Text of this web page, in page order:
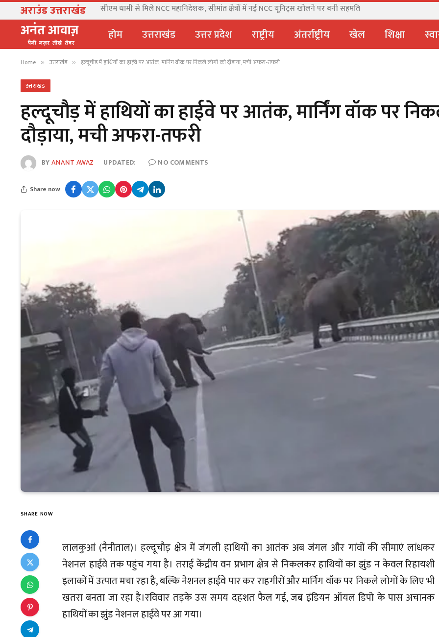
अराउंड उत्तराखंड माफिया अतीक अहमद के बेटे आबान की सड़क हादसे में मौत, जेल में बंद अली अहमद से मिलने जा रहे थे
होम उत्तराखंड उत्तर प्रदेश राष्ट्रीय अंतर्राष्ट्रीय खेल शिक्षा
Home » उत्तराखंड » हल्दूचौड़ में हाथियों का हाईवे पर आतंक, मार्निंग वॉक पर निकले लोगों को दौड़ाया, मची अफरा-तफरी
उत्तराखंड
हल्दूचौड़ में हाथियों का हाईवे पर आतंक, मार्निंग वॉक पर
दौड़ाया, मची अफरा-तफरी
BYANANT AWAZ UPDATED: NO COMMENTS
Share now
SHARE NOW
लालकुआं (नैनीताल)। हल्दूचौड़ क्षेत्र में जंगली हाथियों का आतंक अब जंगल और गांवों की सीमाएं लांधकर
नेशनल हाईवे तक पहुंच गया है। तराई केंद्रीय वन प्रभाग क्षेत्र से निकलकर हाथियों का झुंड न केवल रिहायशी
इलाकों में उत्पात मचा रहा है, बल्कि नेशनल हाईवे पार कर राहगीरों और मार्निंग वॉक पर निकले लोगों के लिए भी
खतरा बनता जा रहा है।रविवार तड़के उस समय दहशत फैल गई, जब इंडियन ऑयल डिपो के पास अचानक
हाथियों का झुंड नेशनल हाईवे पर आ गया।